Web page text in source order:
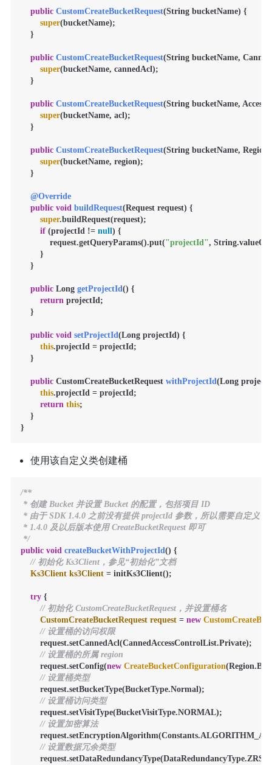
public CustomCreateBucketRequest(String bucketName) {
super(bucketName);
    }
public CustomCreateBucketRequest(String bucketName,
super(bucketName, cannedAcl);
    }
public CustomCreateBucketRequest(String bucketName,
super(bucketName, acl);
    }
public CustomCreateBucketRequest(String bucketName, Region
super(bucketName, region);
    }
@Override
public void buildRequest(Request request) {
super.buildRequest(request);
if (projectId != null) {
            request.getQueryParams().put(
"projectId",
        }
    }
public Long getProjectId() {
return projectId;
    }
public void setProjectId(Long projectId) {
this.projectId = projectId;
    }
public CustomCreateBucketRequest withProjectId(Long
this.projectId = projectId;
return this;
    }
}
使用该自定义类创建桶
/**
* 创建 Bucket 并设置 Bucket 的配置，包括项目 ID
* 由于 SDK 1.4.0 之前没有提供 projectId 参数，所以需要自定义一
* 1.4.0 及以后版本使用 CreateBucketRequest 即可
*/
public void createBucketWithProjectId() {
// 初始化 Ks3Client，参见“初始化”文档
Ks3Client ks3Client = initKs3Client();
try {
// 初始化 CustomCreateBucketRequest，并设置桶名
CustomCreateBucketRequest request = new
// 设置桶的访问权限
        request.setCannedAcl(CannedAccessControlList.Private);
// 设置桶的所属 region
        request.setConfig(
new CreateBucketConfiguration
// 设置桶类型
        request.setBucketType(BucketType.Normal);
// 设置桶访问类型
        request.setVisitType(BucketVisitType.NORMAL);
// 设置加密算法
// 设置数据冗余类型
        request.setDataRedundancyType(DataRedundancyType.ZRS);